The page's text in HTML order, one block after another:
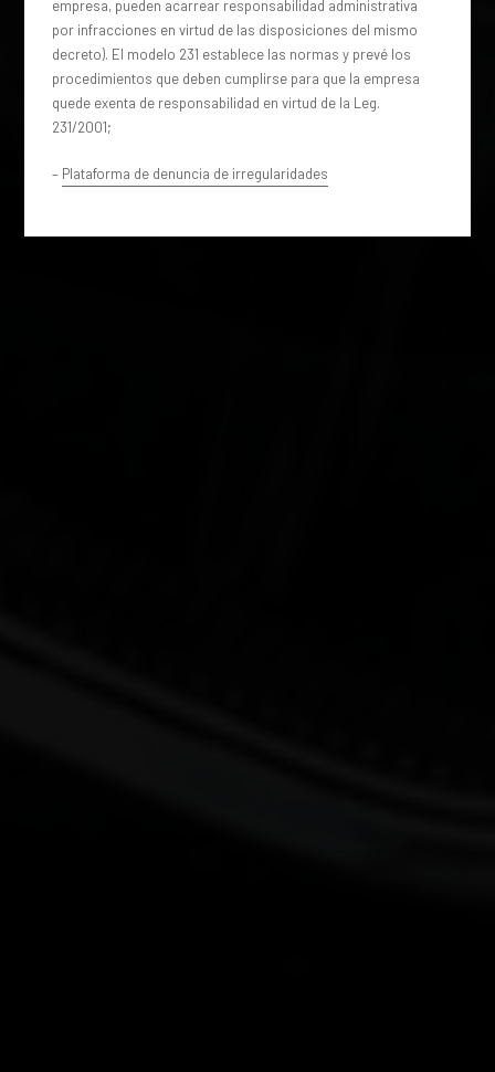
empresa, pueden acarrear responsabilidad administrativa
por infracciones en virtud de las disposiciones del mismo
decreto). El modelo 231 establece las normas y prevé los
procedimientos que deben cumplirse para que la empresa
quede exenta de responsabilidad en virtud de la Leg.
231/2001;
– Plataforma de denuncia de irregularidades